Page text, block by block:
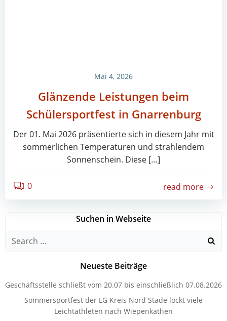
Mai 4, 2026
Glänzende Leistungen beim
Schülersportfest in Gnarrenburg
Der 01. Mai 2026 präsentierte sich in diesem Jahr mit
sommerlichen Temperaturen und strahlendem
Sonnenschein. Diese […]
0 read more
Suchen in Webseite
Search
Neueste Beiträge
Geschäftsstelle schließt vom 20.07 bis einschließlich 07.08.2026
Sommersportfest der LG Kreis Nord Stade lockt viele
Leichtathleten nach Wiepenkathen